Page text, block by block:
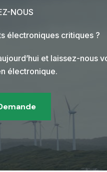
NOUS
électroniques critiques ?
et laissez-nous
électronique.